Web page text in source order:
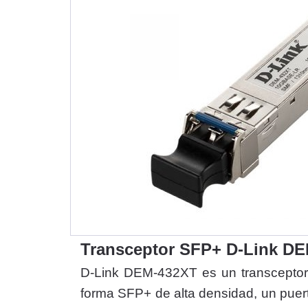
Transceptor SFP+ D-Link
D-Link DEM-432XT es un
forma SFP+ de alta densidad, un